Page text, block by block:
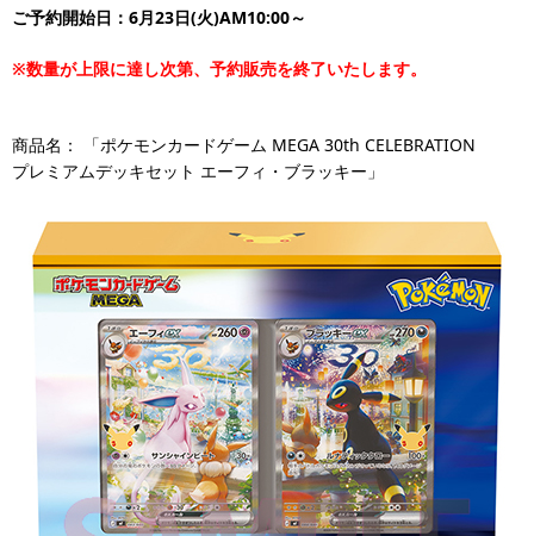
ご予約開始日：6月23日(火)AM10:00～
※数量が上限に達し次第、予約販売を終了いたします。
商品名： 「ポケモンカードゲーム MEGA 30th CELEBRATION
プレミアムデッキセット エーフィ・ブラッキー」